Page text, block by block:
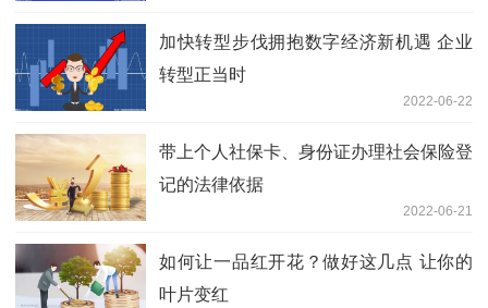
加快转型步伐拥抱数字经济新机遇 企业
转型正当时
2022-06-22
带上个人社保卡、身份证办理社会保险登
记的法律依据
2022-06-21
如何让一品红开花？做好这几点 让你的
叶片变红